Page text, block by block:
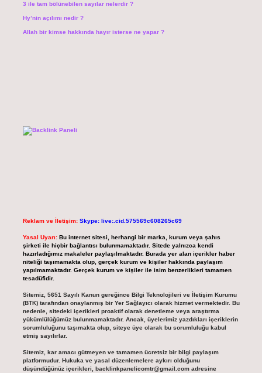
3 ile tam bölünebilen sayılar nelerdir ?
Hy’nin açılımı nedir ?
Allah bir kimse hakkında hayır isterse ne yapar ?
Reklam ve İletişim: Skype: live:.cid.575569c608265c69
Yasal Uyarı: Bu internet sitesi, herhangi bir marka, kurum veya şahıs
şirketi ile hiçbir bağlantısı bulunmamaktadır. Sitede yalnızca kendi
hazırladığımız makaleler paylaşılmaktadır. Burada yer alan içerikler haber
niteliği taşımamakta olup, gerçek kurum ve kişiler hakkında paylaşım
yapılmamaktadır. Gerçek kurum ve kişiler ile isim benzerlikleri tamamen
tesadüfidir.
Sitemiz, 5651 Sayılı Kanun gereğince Bilgi Teknolojileri ve İletişim Kurumu
(BTK) tarafından onaylanmış bir Yer Sağlayıcı olarak hizmet vermektedir. Bu
nedenle, sitedeki içerikleri proaktif olarak denetleme veya araştırma
yükümlülüğümüz bulunmamaktadır. Ancak, üyelerimiz yazdıkları içeriklerin
sorumluluğunu taşımakta olup, siteye üye olarak bu sorumluluğu kabul
etmiş sayılırlar.
Sitemiz, kar amacı gütmeyen ve tamamen ücretsiz bir bilgi paylaşım
platformudur. Hukuka ve yasal düzenlemelere aykırı olduğunu
düşündüğünüz içerikleri, backlinkpanelicomtr@gmail.comadresine